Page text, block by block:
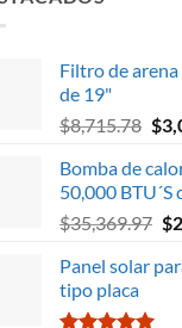
Filtro de
de 19"
$8,715.78 El
era:
$
Bomba de
50,000 BTU´S
$35,369.97 El
$
Panel solar
tipo placa